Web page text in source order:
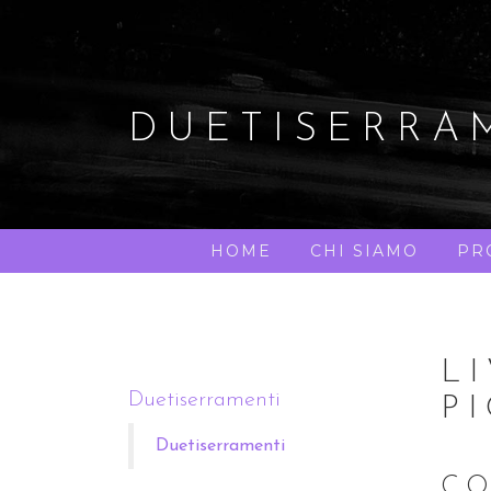
HOME CHI SIAMO
Duetiserramenti
Duetiserramenti